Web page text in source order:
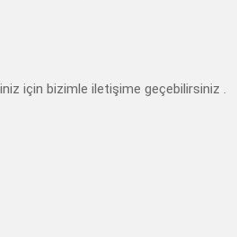
için bizimle iletişime geçebilirsiniz .